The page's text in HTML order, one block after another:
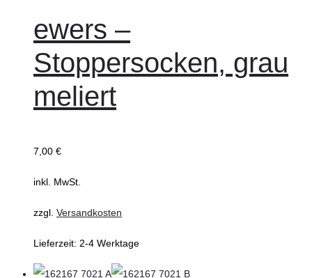
ewers –
Stoppersocken, grau
meliert
7,00 €
inkl. MwSt.
zzgl. Versandkosten
Lieferzeit: 2-4 Werktage